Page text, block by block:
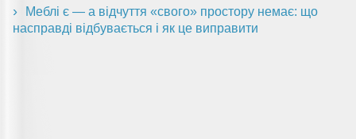
Меблі є — а відчуття «свого» простору немає: що
насправді відбувається і як це виправити